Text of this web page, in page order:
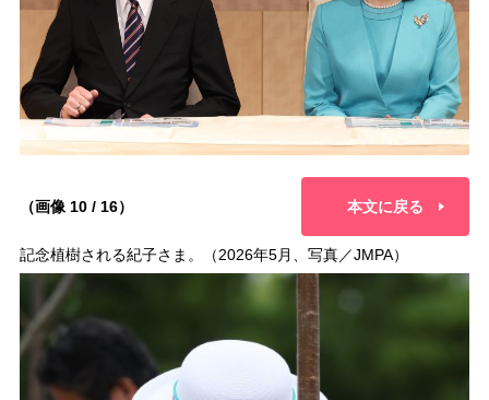
（画像 10 / 16） 本文に戻る
記念植樹される紀子さま。（2026年5月、写真／JMPA）